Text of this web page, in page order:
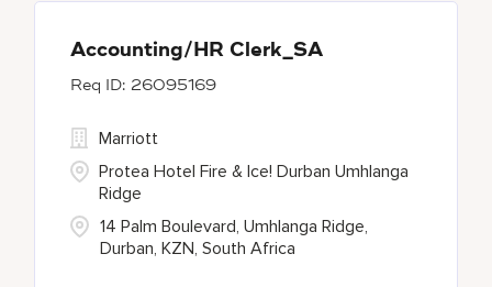
Accounting/HR Clerk_SA
26095169
14 Palm Boulevard, Umhlanga Ridge,
Durban, KZN, South Africa
Marriott
Protea Hotel Fire & Ice! Durban Umhlanga
Ridge